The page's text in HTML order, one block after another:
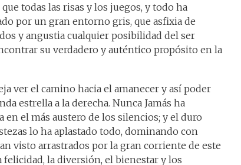
todas las risas y los juegos, y todo ha
por un gran entorno gris, que asfixia de
y angustia cualquier posibilidad del ser
su verdadero y auténtico propósito en la
ver el camino hacia el amanecer y así poder
estrella a la derecha. Nunca Jamás ha
en el más austero de los silencios; y el duro
lo ha aplastado todo, dominando con
visto arrastrados por la gran corriente de este
la diversión, el bienestar y los